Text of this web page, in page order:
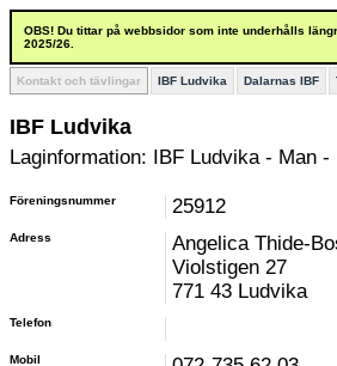
OBS! Du tittar på webbsidor som inte underhålls
2025/26.
Kontakt och tävlingar IBF Ludvika Dalarnas IBF
IBF Ludvika
Laginformation: IBF Ludvika - Man -
Föreningsnummer 25912
Adress
Angelica Thide-
Violstigen 27
771 43 Ludvika
Telefon
Mobil